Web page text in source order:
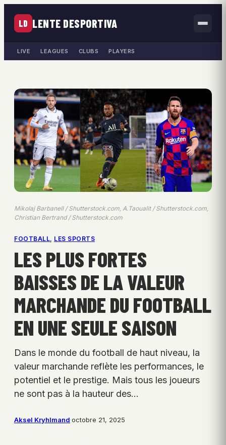
LD LENTE DESPORTIVA
LIVE LEAGUES CLUBS PLAYERS
Mikolaj Barbanell / Shutterstock.com, A.Taoualit / Shutterstock.com,
Christian Bertrand / Shutterstock.com
FOOTBALL, LES SPORTS
LES PLUS FORTES
BAISSES DE LA VALEUR
MARCHANDE DU FOOTBALL
EN UNE SEULE SAISON
Dans le monde du football de haut niveau, la
valeur marchande reflète les performances, le
potentiel et le prestige. Mais tous les joueurs
ne sont pas à la hauteur des…
Aksel Kryhlmand·octobre 21, 2025